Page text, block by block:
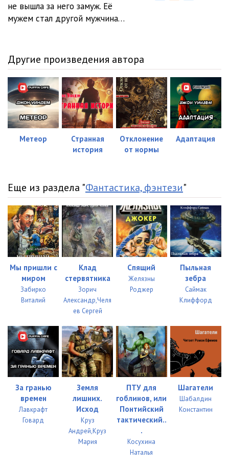
не вышла за него замуж. Её
мужем стал другой мужчина…
Другие произведения автора
Метеор
Странная
история
Отклонение
от нормы
Адаптация
Еще из раздела "Фантастика, фэнтези"
Мы пришли с
миром
Забирко
Виталий
Клад
стервятника
Зорич
Александр,Челя
ев Сергей
Спящий
Желязны
Роджер
Пыльная
зебра
Саймак
Клиффорд
За гранью
времен
Лавкрафт
Говард
Земля
лишних.
Исход
Круз
Андрей,Круз
Мария
ПТУ для
гоблинов, или
Понтийский
тактический..
.
Косухина
Наталья
Шагатели
Шабалдин
Константин